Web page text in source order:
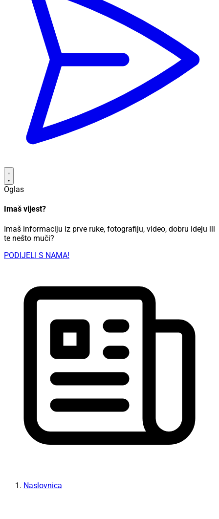
Oglas
Imaš vijest?
Imaš informaciju iz prve ruke, fotografiju, video, dobru ideju ili
te nešto muči?
PODIJELI S NAMA!
Naslovnica